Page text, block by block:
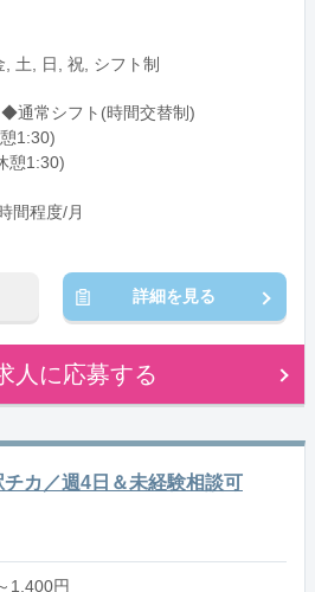
, 土, 日, 祝, シフト制
◆通常シフト(時間交替制)
1:30)
憩1:30)
間程度/月
詳細を見る
人に応募する
カ／週4日＆未経験相談可
1,400円